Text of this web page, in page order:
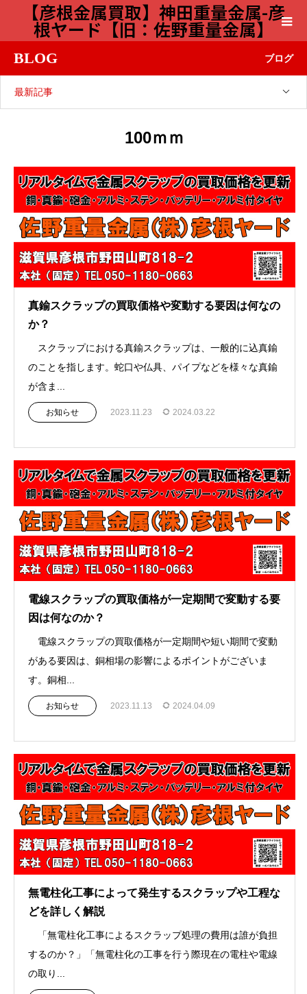
【彦根金属買取】神田重量金属-彦
根ヤード【旧：佐野重量金属】
BLOG ブログ
最新記事
100ｍｍ
真鍮スクラップの買取価格や変動する要因は何なの
か？
スクラップにおける真鍮スクラップは、一般的に込真鍮
のことを指します。蛇口や仏具、パイプなどを様々な真鍮
が含ま...
お知らせ 2023.11.23 2024.03.22
電線スクラップの買取価格が一定期間で変動する要
因は何なのか？
電線スクラップの買取価格が一定期間や短い期間で変動
がある要因は、銅相場の影響によるポイントがございま
す。銅相...
お知らせ 2023.11.13 2024.04.09
無電柱化工事によって発生するスクラップや工程な
どを詳しく解説
「無電柱化工事によるスクラップ処理の費用は誰が負担
するのか？」「無電柱化の工事を行う際現在の電柱や電線
の取り...